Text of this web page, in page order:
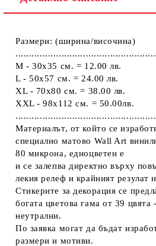
Размери: (ширина/височина)
M - 30x35 см. = 12.00 лв.
L - 50x57 см. = 24.00 лв.
XL - 70х80 см. = 38.00 лв.
XXL - 98х112 см. = 50.00лв.
Материалът, от който се
специално матово Wall Art
80 микрона, едноцветен е
и се залепва директно върху
лекия релеф и крайният резулат
Стикерите за декорация се
богата цветова гама от 39 цвятa
неутрални.
По заявка могат да бъдат
размери и мотиви.